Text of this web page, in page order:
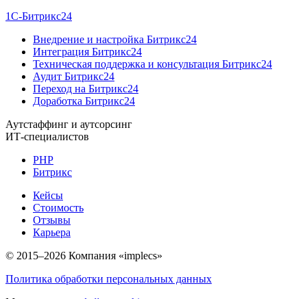
1С-Битрикс24
Внедрение и настройка Битрикс24
Интеграция Битрикс24
Техническая поддержка и консультация Битрикс24
Аудит Битрикс24
Переход на Битрикс24
Доработка Битрикс24
Аутстаффинг и аутсорсинг
ИТ-специалистов
PHP
Битрикс
Кейсы
Стоимость
Отзывы
Карьера
© 2015–2026 Компания «implecs»
Политика обработки персональных данных